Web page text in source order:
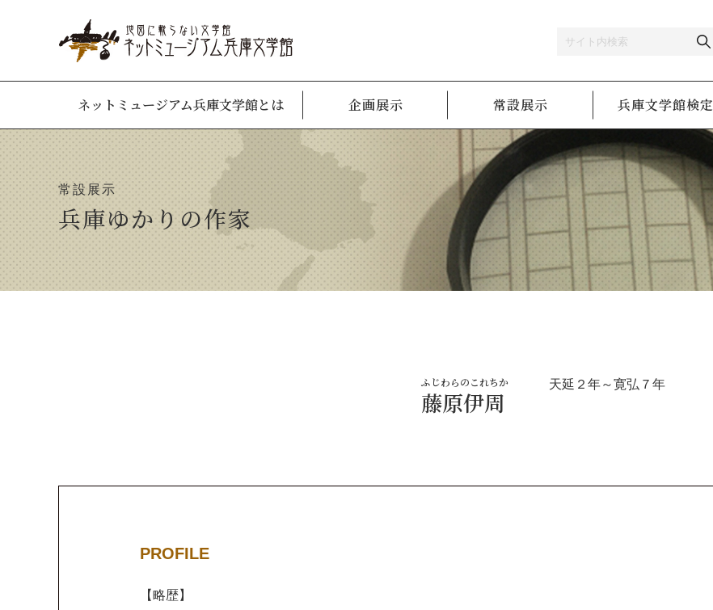
ネットミュージアム兵庫文学館とは 企画展示 常設展示 兵庫文学館検定
常設展示
兵庫ゆかりの作家
ふじわらのこれちか
藤原伊周
天延２年～寛弘７年
PROFILE
【略歴】